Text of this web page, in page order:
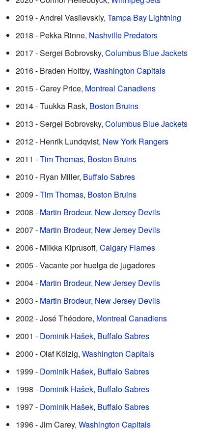
2019 - Andrei Vasilevskiy, Tampa Bay Lightning
2018 - Pekka Rinne, Nashville Predators
2017 - Sergei Bobrovsky, Columbus Blue Jackets
2016 - Braden Holtby, Washington Capitals
2015 - Carey Price, Montreal Canadiens
2014 - Tuukka Rask, Boston Bruins
2013 - Sergei Bobrovsky, Columbus Blue Jackets
2012 - Henrik Lundqvist, New York Rangers
2011 -Tim Thomas, Boston Bruins
2010 - Ryan Miller, Buffalo Sabres
2009 -Tim Thomas, Boston Bruins
2008 - Martin Brodeur, New Jersey Devils
2007 - Martin Brodeur, New Jersey Devils
2006 - Miikka Kiprusoff, Calgary Flames
2005 - Vacante por huelga de jugadores
2004 - Martin Brodeur, New Jersey Devils
2003 - Martin Brodeur, New Jersey Devils
2002 - José Théodore, Montreal Canadiens
2001 - Dominik Hašek, Buffalo Sabres
2000 - Olaf Kölzig, Washington Capitals
1999 - Dominik Hašek, Buffalo Sabres
1998 - Dominik Hašek, Buffalo Sabres
1997 - Dominik Hašek, Buffalo Sabres
1996 - Jim Carey, Washington Capitals